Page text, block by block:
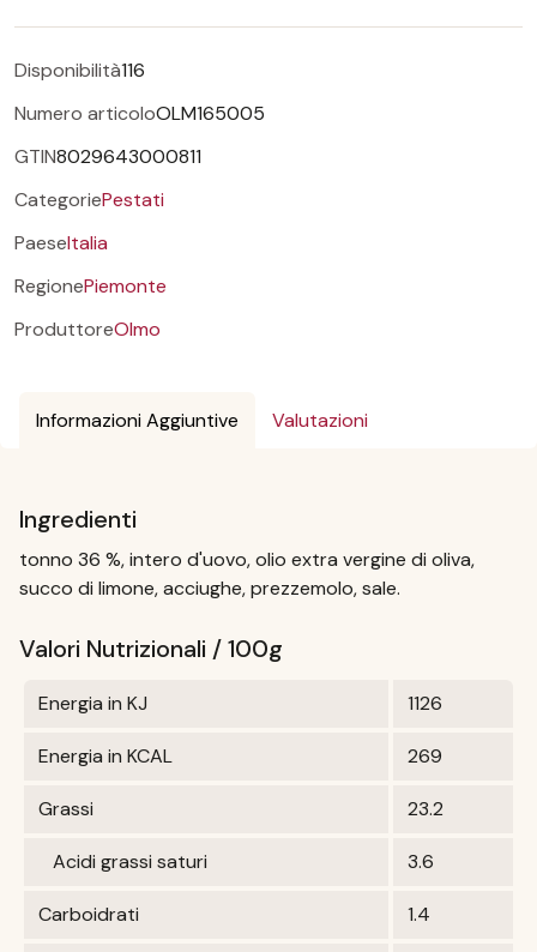
Disponibilità116
Numero articoloOLM165005
GTIN8029643000811
CategoriePestati
PaeseItalia
RegionePiemonte
ProduttoreOlmo
Informazioni Aggiuntive Valutazioni
Ingredienti
tonno 36 %, intero d'uovo, olio extra vergine di oliva,
succo di limone, acciughe, prezzemolo, sale.
Valori Nutrizionali / 100g
Energia in KJ 1126
Energia in KCAL 269
Grassi 23.2
Acidi grassi saturi 3.6
Carboidrati 1.4